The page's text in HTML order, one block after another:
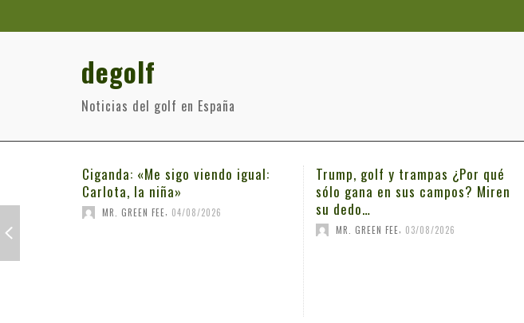
degolf
Noticias del golf en España
Trump, golf y trampas ¿Por qué
sólo gana en sus campos? Miren
su dedo…
Julia López se une a Carlota
Ciganda en el equipo europeo de
la Solheim Cup
MR. GREEN FEE,03/08/2026